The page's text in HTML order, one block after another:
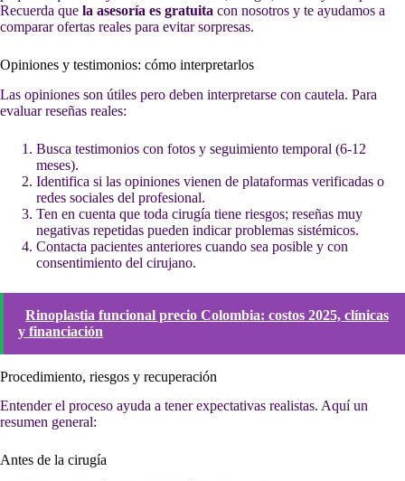
Recuerda que la asesoría es gratuita con nosotros y te ayudamos a
comparar ofertas reales para evitar sorpresas.
Opiniones y testimonios: cómo interpretarlos
Las opiniones son útiles pero deben interpretarse con cautela. Para
evaluar reseñas reales:
Busca testimonios con fotos y seguimiento temporal (6-12
meses).
Identifica si las opiniones vienen de plataformas verificadas o
redes sociales del profesional.
Ten en cuenta que toda cirugía tiene riesgos; reseñas muy
negativas repetidas pueden indicar problemas sistémicos.
Contacta pacientes anteriores cuando sea posible y con
consentimiento del cirujano.
Rinoplastia funcional precio Colombia: costos 2025, clínicas
y financiación
Procedimiento, riesgos y recuperación
Entender el proceso ayuda a tener expectativas realistas. Aquí un
resumen general:
Antes de la cirugía